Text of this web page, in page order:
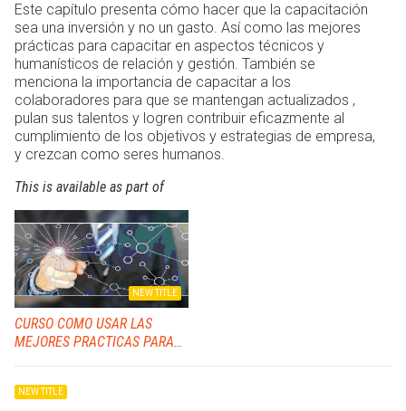
Este capítulo presenta cómo hacer que la capacitación
sea una inversión y no un gasto. Así como las mejores
prácticas para capacitar en aspectos técnicos y
humanísticos de relación y gestión. También se
menciona la importancia de capacitar a los
colaboradores para que se mantengan actualizados ,
pulan sus talentos y logren contribuir eficazmente al
cumplimiento de los objetivos y estrategias de empresa,
y crezcan como seres humanos.
This is available as part of
CURSO COMO USAR LAS
MEJORES PRACTICAS PARA
NEW TITLE
NEW TITLE